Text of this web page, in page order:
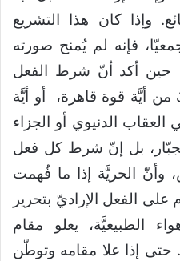
وإذا كان هذا التشريع
فإنه لم يُمنح صورته
حين أكد أنّ شرط الفعل
أيَّة قوة قاهرة، أو أيَّة
الدنيوي أو الجزاء
بل إنّ شرط كل فعل
وأنّ الحريَّة إذا ما فُهمت
على الفعل الإراديّ بتحرير
الطبيعيَّة، يعلو مقام
حتى إذا علا مقامه وتوطّن